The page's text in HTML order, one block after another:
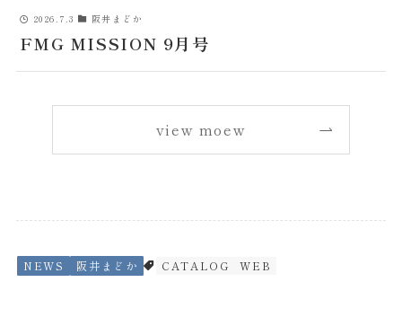
2026.7.3 阪井まどか
FMG MISSION 9月号
view moew
NEWS 阪井まどか CATALOG WEB